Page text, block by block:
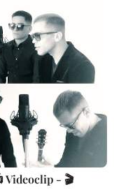
Videoclip - 🎬